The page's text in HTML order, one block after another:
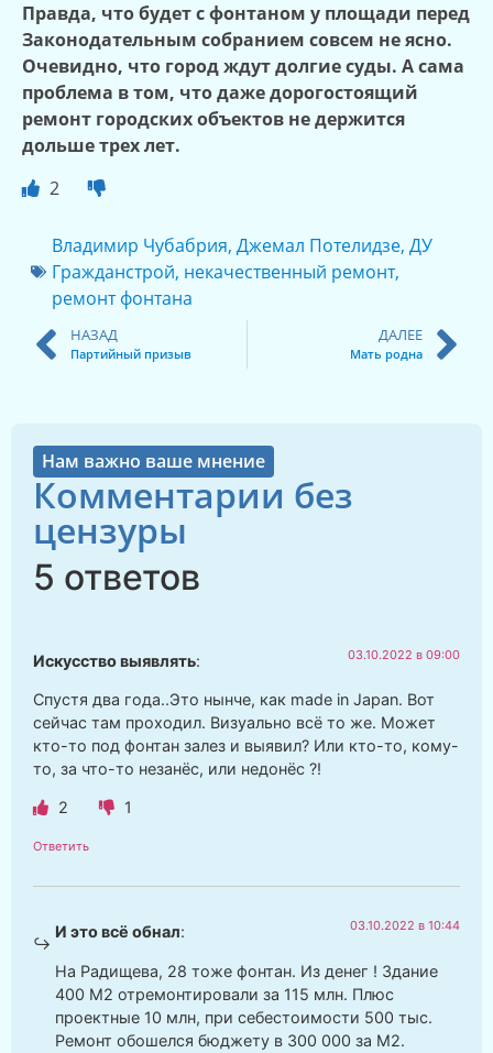
Правда, что будет с фонтаном у площади перед
Законодательным собранием совсем не ясно.
Очевидно, что город ждут долгие суды. А сама
проблема в том, что даже дорогостоящий
ремонт городских объектов не держится
дольше трех лет.
2
Владимир Чубабрия, Джемал Потелидзе, ДУ
Гражданстрой, некачественный ремонт,
ремонт фонтана
НАЗАД
Партийный призыв
ДАЛЕЕ
Мать родна
Нам важно ваше мнение
Комментарии без
цензуры
5 ответов
Искусство выявлять: 03.10.2022 в 09:00
Спустя два года..Это нынче, как made in Japan. Вот
сейчас там проходил. Визуально всё то же. Может
кто-то под фонтан залез и выявил? Или кто-то, кому-
то, за что-то незанёс, или недонёс ?!
2 1
Ответить
И это всё обнал: 03.10.2022 в 10:44
На Радищева, 28 тоже фонтан. Из денег ! Здание
400 М2 отремонтировали за 115 млн. Плюс
проектные 10 млн, при себестоимости 500 тыс.
Ремонт обошелся бюджету в 300 000 за М2.